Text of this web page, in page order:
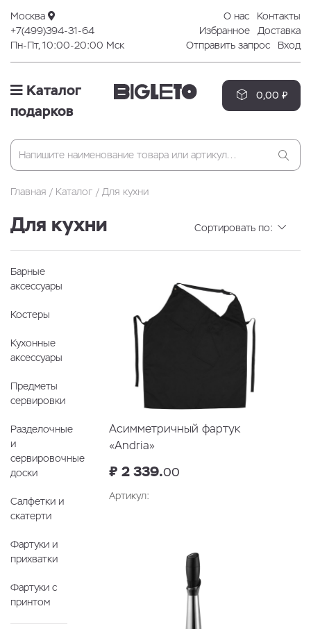
Москва
+7(499)394-31-64
Пн-Пт, 10:00-20:00 Мск
О нас
Контакты
Избранное
Доставка
Отправить запрос
Вход
Каталог
подарков
0,00 ₽
Главная Каталог Для кухни
Для кухни Сортировать по:
Барные
аксессуары
Костеры
Кухонные
аксессуары
Предметы
сервировки
Разделочные
и
сервировочные
доски
Салфетки и
скатерти
Фартуки и
прихватки
Фартуки с
принтом
Асимметричный фартук
«Andria»
₽ 2 339.00
Артикул: